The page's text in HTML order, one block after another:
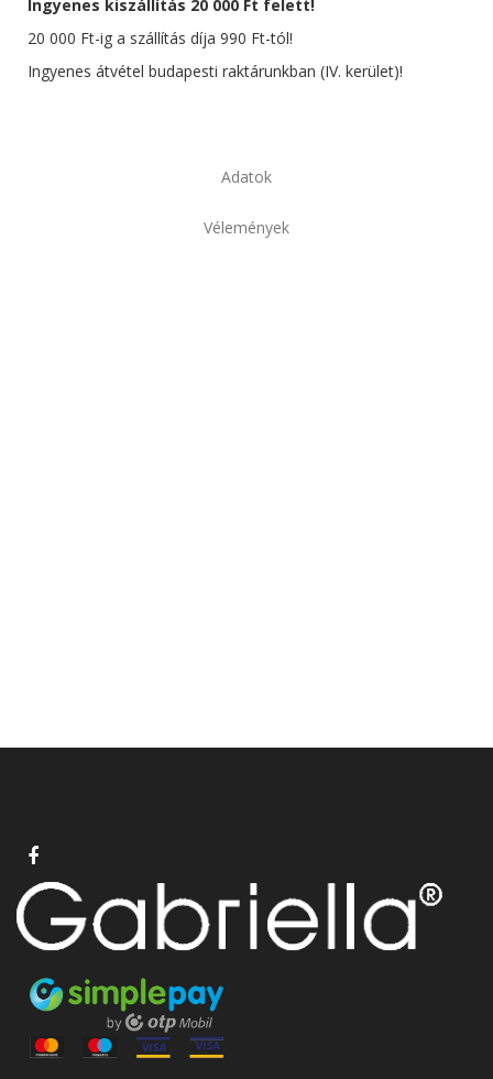
Ingyenes kiszállítás 20 000 Ft felett!
20 000 Ft-ig a szállítás díja 990 Ft-tól!
Ingyenes átvétel budapesti raktárunkban (IV. kerület)!
Adatok
Vélemények